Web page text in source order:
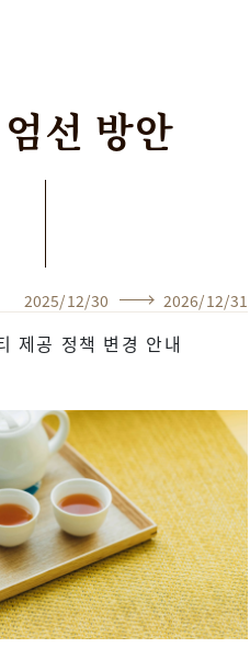
엄선 방안
2025/12/30 2026/12/31
제공 정책 변경 안내